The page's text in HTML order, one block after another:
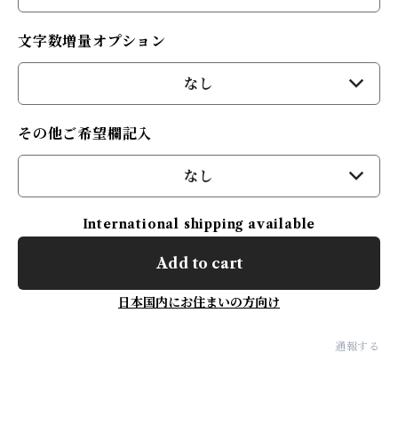
文字数増量オプション
なし
その他ご希望欄記入
なし
International shipping available
Add to cart
日本国内にお住まいの方向け
通報する